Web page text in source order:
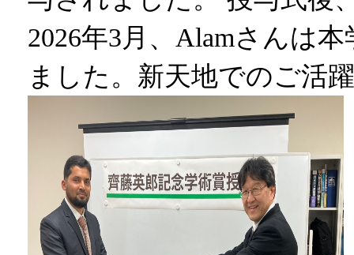
2026年3月、Alamさんは
ました。新天地でのご活